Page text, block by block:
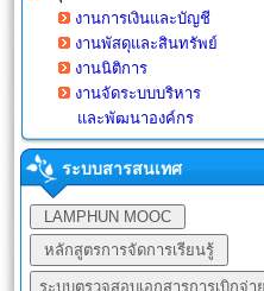
งานการเงินและบัญชี
งานพัสดุและสินทรัพย์
งานนิติการ
งานจัดระบบบริหาร
และพัฒนาองค์กร
ระบบสารสนเทศ